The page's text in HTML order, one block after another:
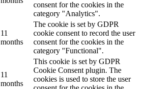
consent for the cookies in the
category "Analytics".
11
months
The cookie is set by GDPR
cookie consent to record the user
consent for the cookies in the
category "Functional".
11
months
This cookie is set by GDPR
Cookie Consent plugin. The
cookies is used to store the user